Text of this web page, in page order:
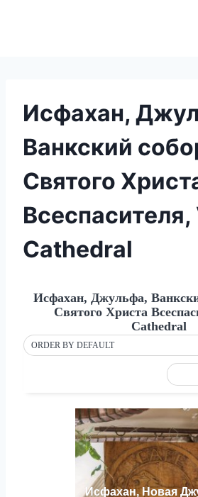
Исфахан,
Ванкский
Святого
Всеспасителя,
Cathedral
Исфахан, Джульфа,
Святого Христа
Cathedral
ORDER BY DEFAULT
Исфахан, Новая